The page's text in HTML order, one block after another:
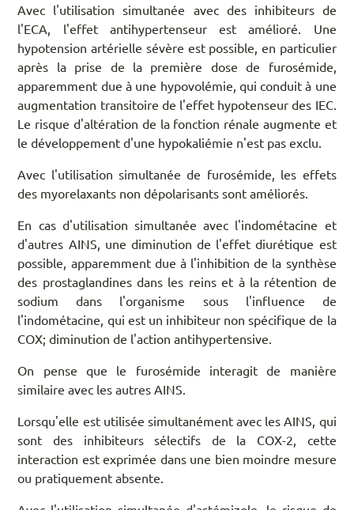
Avec l'utilisation simultanée avec des inhibiteurs de
l'ECA, l'effet antihypertenseur est amélioré. Une
hypotension artérielle sévère est possible, en particulier
après la prise de la première dose de furosémide,
apparemment due à une hypovolémie, qui conduit à une
augmentation transitoire de l'effet hypotenseur des IEC.
Le risque d'altération de la fonction rénale augmente et
le développement d'une hypokaliémie n'est pas exclu.
Avec l'utilisation simultanée de furosémide, les effets
des myorelaxants non dépolarisants sont améliorés.
En cas d'utilisation simultanée avec l'indométacine et
d'autres AINS, une diminution de l'effet diurétique est
possible, apparemment due à l'inhibition de la synthèse
des prostaglandines dans les reins et à la rétention de
sodium dans l'organisme sous l'influence de
l'indométacine, qui est un inhibiteur non spécifique de la
COX; diminution de l'action antihypertensive.
On pense que le furosémide interagit de manière
similaire avec les autres AINS.
Lorsqu'elle est utilisée simultanément avec les AINS, qui
sont des inhibiteurs sélectifs de la COX-2, cette
interaction est exprimée dans une bien moindre mesure
ou pratiquement absente.